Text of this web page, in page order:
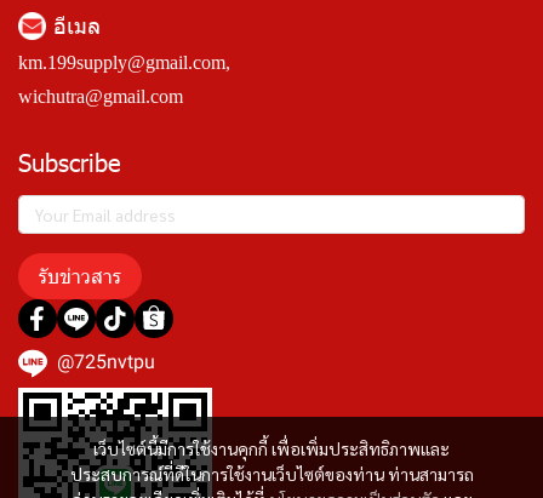
เว็บไซต์นี้มีการใช้งานคุกกี้ เพื่อเพิ่มประสิทธิภาพและ
ประสบการณ์ที่ดีในการใช้งานเว็บไซต์ของท่าน ท่านสามารถ
อีเมล
km.199supply@gmail.com,
wichutra@gmail.com
Subscribe
รับข่าวสาร
@725nvtpu